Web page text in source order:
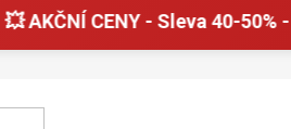
💥 AKČNÍ CENY - Sleva 40-50% -
zboží